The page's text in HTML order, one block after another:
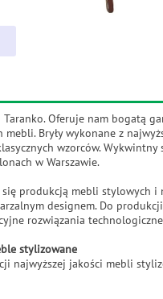
Taranko. Oferuje nam bogatą
Bryły wykonane z
wzorców.
w Warszawie.
produkcją mebli stylowych i
designem. Do
rozwiązania
stylizowane
najwyższej jakości mebli